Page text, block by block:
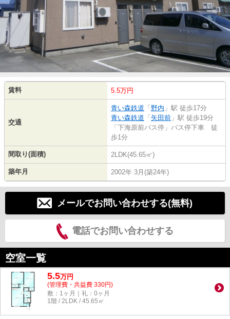
賃料 5.5万円
交通
青い森鉄道 「 野内 」駅 徒歩17分
青い森鉄道 「 矢田前 」駅 徒歩19分
「下海原前バス停」バス停下車 徒
歩1分
間取り(面積) 2LDK(45.65㎡)
築年月 2002年 3月(築24年)
メールでお問い合わせする(無料)
電話でお問い合わせする
空室一覧
5.5万円
(管理費・共益費 330円)
敷：1ヶ月｜礼：0ヶ月
1階 / 2LDK / 45.65㎡